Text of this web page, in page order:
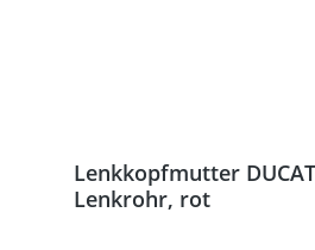
Lenkkopfmutter
Lenkrohr, rot